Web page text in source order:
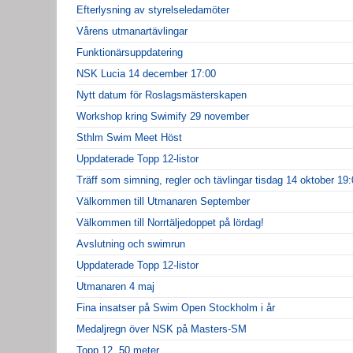
Efterlysning av styrelseledamöter
Vårens utmanartävlingar
Funktionärsuppdatering
NSK Lucia 14 december 17:00
Nytt datum för Roslagsmästerskapen
Workshop kring Swimify 29 november
Sthlm Swim Meet Höst
Uppdaterade Topp 12-listor
Träff som simning, regler och tävlingar tisdag 14 oktober
Välkommen till Utmanaren September
Välkommen till Norrtäljedoppet på lördag!
Avslutning och swimrun
Uppdaterade Topp 12-listor
Utmanaren 4 maj
Fina insatser på Swim Open Stockholm i år
Medaljregn över NSK på Masters-SM
Topp 12, 50 meter